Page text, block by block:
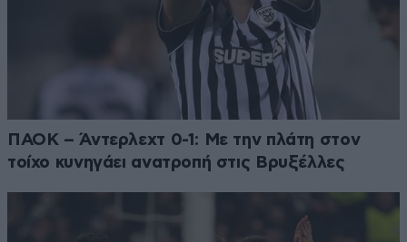
ΠΑΟΚ – Άντερλεχτ 0-1: Με την πλάτη στον
τοίχο κυνηγάει ανατροπή στις Βρυξέλλες